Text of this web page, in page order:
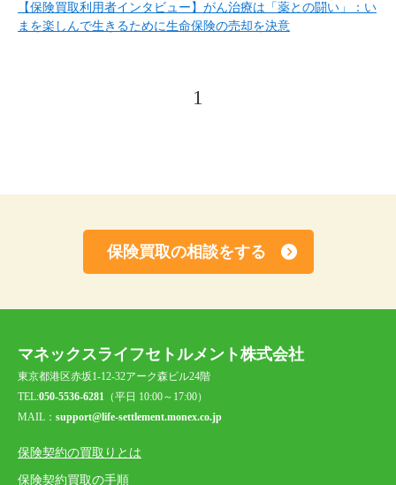
【保険買取利用者インタビュー】がん治療は「薬との闘い」：い
まを楽しんで生きるために生命保険の売却を決意
1
保険買取の相談をする
マネックスライフセトルメント株式会社
東京都港区赤坂1-12-32アーク森ビル24階
TEL:050-5536-6281 （平日 10:00～17:00）
MAIL： support@life-settlement.monex.co.jp
保険契約の買取りとは
保険契約買取の手順